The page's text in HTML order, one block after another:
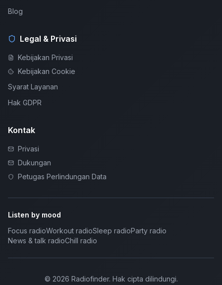
Blog
Legal & Privasi
Kebijakan Privasi
Kebijakan Cookie
Syarat Layanan
Hak GDPR
Kontak
Privasi
Dukungan
Petugas Perlindungan Data
Listen by mood
Focus radioWorkout radioSleep radioParty radio
News & talk radioChill radio
© 2026 Radiofinder. Hak cipta dilindungi.